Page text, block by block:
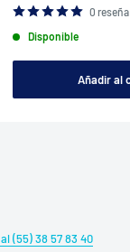
venta
0 reseña
Disponible
Añadir al
(55) 38 57 83 40